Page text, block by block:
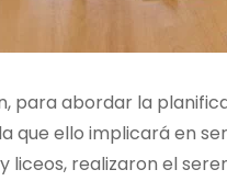
para abordar la
que ello implicará en
liceos, realizaron el